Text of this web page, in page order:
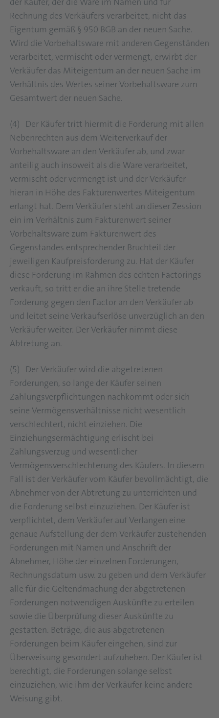
Rechnung des Verkäufers verarbeitet, nicht das
Eigentum gemäß § 950 BGB an der neuen Sache.
Wird die Vorbehaltsware mit anderen Gegenständen
verarbeitet, vermischt oder vermengt, erwirbt der
Verkäufer das Miteigentum an der neuen Sache im
Verhältnis des Wertes seiner Vorbehaltsware zum
Gesamtwert der neuen Sache.
(4) Der Käufer tritt hiermit die Forderung mit allen
Nebenrechten aus dem Weiterverkauf der
Vorbehaltsware an den Verkäufer ab, und zwar
anteilig auch insoweit als die Ware verarbeitet,
vermischt oder vermengt ist und der Verkäufer
hieran in Höhe des Fakturenwertes Miteigentum
erlangt hat. Dem Verkäufer steht an dieser Zession
ein im Verhältnis zum Fakturenwert seiner
Vorbehaltsware zum Fakturenwert des
Gegenstandes entsprechender Bruchteil der
jeweiligen Kaufpreisforderung zu. Hat der Käufer
diese Forderung im Rahmen des echten Factorings
verkauft, so tritt er die an ihre Stelle tretende
Forderung gegen den Factor an den Verkäufer ab
und leitet seine Verkaufserlöse unverzüglich an den
Verkäufer weiter. Der Verkäufer nimmt diese
Abtretung an.
(5) Der Verkäufer wird die abgetretenen
Forderungen, so lange der Käufer seinen
Zahlungsverpflichtungen nachkommt oder sich
seine Vermögensverhältnisse nicht wesentlich
verschlechtert, nicht einziehen. Die
Einziehungsermächtigung erlischt bei
Zahlungsverzug und wesentlicher
Vermögensverschlechterung des Käufers. In diesem
Fall ist der Verkäufer vom Käufer bevollmächtigt, die
Abnehmer von der Abtretung zu unterrichten und
die Forderung selbst einzuziehen. Der Käufer ist
verpflichtet, dem Verkäufer auf Verlangen eine
genaue Aufstellung der dem Verkäufer zustehenden
Forderungen mit Namen und Anschrift der
Abnehmer, Höhe der einzelnen Forderungen,
Rechnungsdatum usw. zu geben und dem Verkäufer
alle für die Geltendmachung der abgetretenen
Forderungen notwendigen Auskünfte zu erteilen
sowie die Überprüfung dieser Auskünfte zu
gestatten. Beträge, die aus abgetretenen
Forderungen beim Käufer eingehen, sind zur
Überweisung gesondert aufzuheben. Der Käufer ist
berechtigt, die Forderungen solange selbst
einzuziehen, wie ihm der Verkäufer keine andere
Weisung gibt.